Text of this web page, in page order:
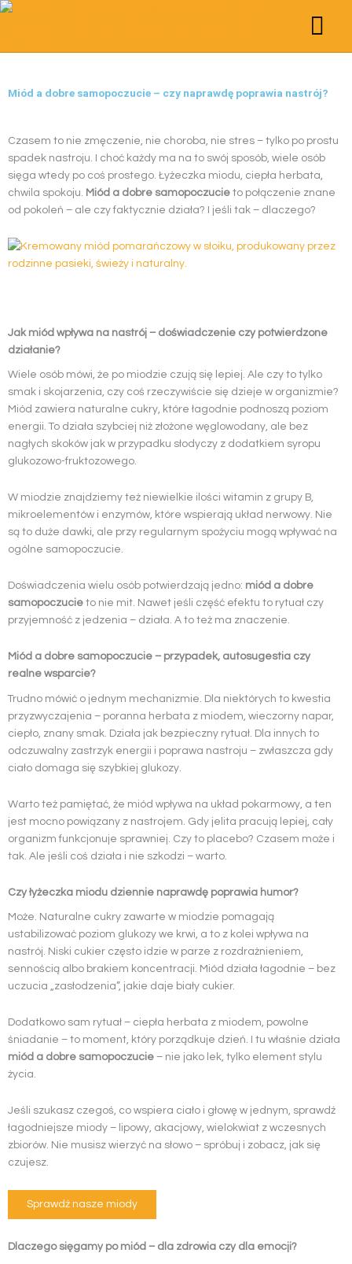
Przejdź
Miód a dobre samopoczucie – czy naprawdę poprawia nastrój?
Czasem to nie zmęczenie, nie choroba, nie stres – tylko po prostu
spadek nastroju. I choć każdy ma na to swój sposób, wiele osób
sięga wtedy po coś prostego. Łyżeczka miodu, ciepła herbata,
chwila spokoju. Miód a dobre samopoczucie to połączenie znane
od pokoleń – ale czy faktycznie działa? I jeśli tak – dlaczego?
Jak miód wpływa na nastrój – doświadczenie czy potwierdzone
działanie?
Wiele osób mówi, że po miodzie czują się lepiej. Ale czy to tylko
smak i skojarzenia, czy coś rzeczywiście się dzieje w organizmie?
Miód zawiera naturalne cukry, które łagodnie podnoszą poziom
energii. To działa szybciej niż złożone węglowodany, ale bez
nagłych skoków jak w przypadku słodyczy z dodatkiem syropu
glukozowo-fruktozowego.
W miodzie znajdziemy też niewielkie ilości witamin z grupy B,
mikroelementów i enzymów, które wspierają układ nerwowy. Nie
są to duże dawki, ale przy regularnym spożyciu mogą wpływać na
ogólne samopoczucie.
Doświadczenia wielu osób potwierdzają jedno: miód a dobre
samopoczucie to nie mit. Nawet jeśli część efektu to rytuał czy
przyjemność z jedzenia – działa. A to też ma znaczenie.
Miód a dobre samopoczucie – przypadek, autosugestia czy
realne wsparcie?
Trudno mówić o jednym mechanizmie. Dla niektórych to kwestia
przyzwyczajenia – poranna herbata z miodem, wieczorny napar,
ciepło, znany smak. Działa jak bezpieczny rytuał. Dla innych to
odczuwalny zastrzyk energii i poprawa nastroju – zwłaszcza gdy
ciało domaga się szybkiej glukozy.
Warto też pamiętać, że miód wpływa na układ pokarmowy, a ten
jest mocno powiązany z nastrojem. Gdy jelita pracują lepiej, cały
organizm funkcjonuje sprawniej. Czy to placebo? Czasem może i
tak. Ale jeśli coś działa i nie szkodzi – warto.
Czy łyżeczka miodu dziennie naprawdę poprawia humor?
Może. Naturalne cukry zawarte w miodzie pomagają
ustabilizować poziom glukozy we krwi, a to z kolei wpływa na
nastrój. Niski cukier często idzie w parze z rozdrażnieniem,
sennością albo brakiem koncentracji. Miód działa łagodnie – bez
uczucia „zasłodzenia”, jakie daje biały cukier.
Dodatkowo sam rytuał – ciepła herbata z miodem, powolne
śniadanie – to moment, który porządkuje dzień. I tu właśnie działa
miód a dobre samopoczucie – nie jako lek, tylko element stylu
życia.
Jeśli szukasz czegoś, co wspiera ciało i głowę w jednym, sprawdź
łagodniejsze miody – lipowy, akacjowy, wielokwiat z wczesnych
zbiorów. Nie musisz wierzyć na słowo – spróbuj i zobacz, jak się
czujesz.
Sprawdź nasze miody
Dlaczego sięgamy po miód – dla zdrowia czy dla emocji?